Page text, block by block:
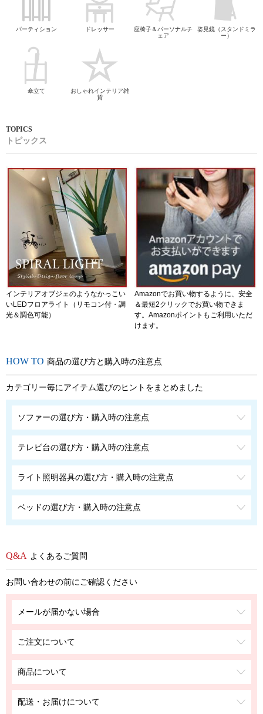
パーティション ドレッサー
座椅子＆パーソナルチ
ェア
姿見鏡（スタンドミラ
ー）
傘立て
おしゃれインテリア雑
貨
トピックス
インテリアオブジェのようなかっこい
いLEDフロアライト（リモコン付・調
光＆調色可能）
Amazonでお買い物するように、安全
＆最短2クリックでお買い物できま
す。Amazonポイントもご利用いただ
けます。
商品の選び方と購入時の注意点
カテゴリー毎にアイテム選びのヒントをまとめました
ソファーの選び方・購入時の注意点
テレビ台の選び方・購入時の注意点
ライト照明器具の選び方・購入時の注意点
ベッドの選び方・購入時の注意点
よくあるご質問
お問い合わせの前にご確認ください
メールが届かない場合
ご注文について
商品について
配送・お届けについて